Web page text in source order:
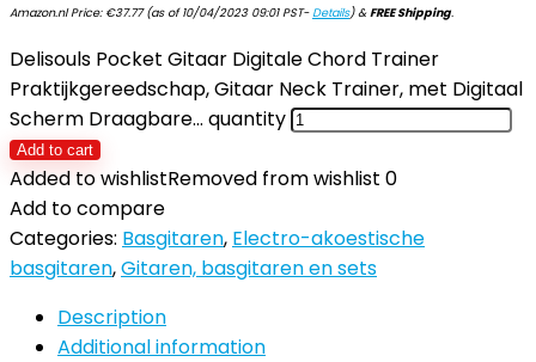
Amazon.nl Price: €37.77(as of 10/04/2023 09:01 PST-Details)&FREE Shipping.
Delisouls Pocket Gitaar Digitale Chord Trainer
Praktijkgereedschap, Gitaar Neck Trainer, met Digitaal
Scherm Draagbare… quantity
Add to cart
Added to wishlistRemoved from wishlist 0
Add to compare
Categories: Basgitaren, Electro-akoestische
basgitaren,Gitaren, basgitaren en sets
Description
Additional information